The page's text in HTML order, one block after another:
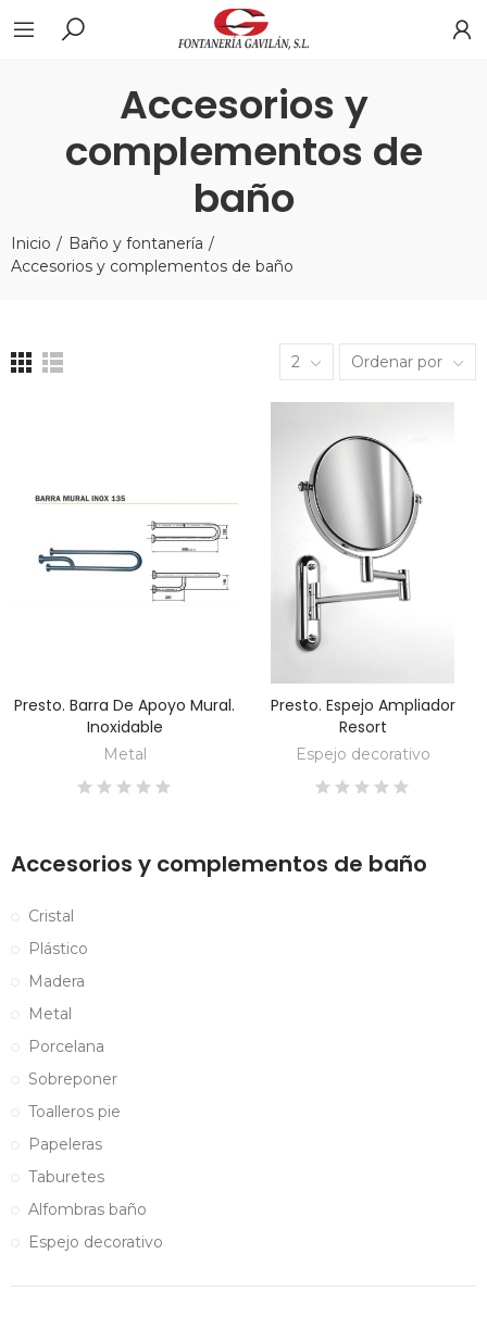
Accesorios y
complementos de
baño
Inicio
Baño y fontanería
Accesorios y complementos de baño
2 Ordenar por
DESCUBRE
Presto. Barra De Apoyo Mural.
Inoxidable
Metal
DESCUBRE
Presto. Espejo Ampliador
Resort
Espejo decorativo
Accesorios y complementos de baño
Cristal
Plástico
Madera
Metal
Porcelana
Sobreponer
Toalleros pie
Papeleras
Taburetes
Alfombras baño
Espejo decorativo